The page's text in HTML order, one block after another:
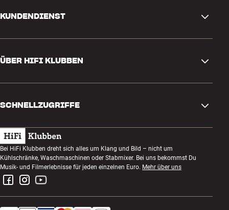
KUNDENDIENST
Rückgabe und Reklamation
Bestellung widerrufen
AGB
Datenschutzerklärung
Impressum
ÜBER HIFI KLUBBEN
Kundenklub
Abend zum Zuhören
Wettbewerbe
Jobs bei HiFi Klubben
SCHNELLZUGRIFFE
Geschenkkarte
Bauen mit Klang
Montage und Installation
Bei HiFi Klubben dreht sich alles um Klang und Bild – nicht um
Kühlschränke, Waschmaschinen oder Stabmixer. Bei uns bekommst Du
Musik- und Filmerlebnisse für jeden einzelnen Euro. Mehr über uns